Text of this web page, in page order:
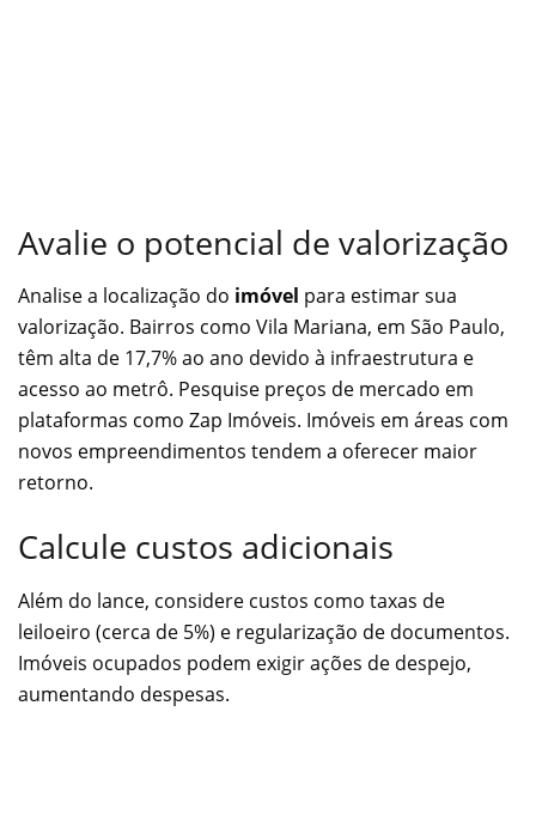
Avalie o potencial de valorização
Analise a localização do imóvel para estimar sua
valorização. Bairros como Vila Mariana, em São Paulo,
têm alta de 17,7% ao ano devido à infraestrutura e
acesso ao metrô. Pesquise preços de mercado em
plataformas como Zap Imóveis. Imóveis em áreas com
novos empreendimentos tendem a oferecer maior
retorno.
Calcule custos adicionais
Além do lance, considere custos como taxas de
leiloeiro (cerca de 5%) e regularização de documentos.
Imóveis ocupados podem exigir ações de despejo,
aumentando despesas.